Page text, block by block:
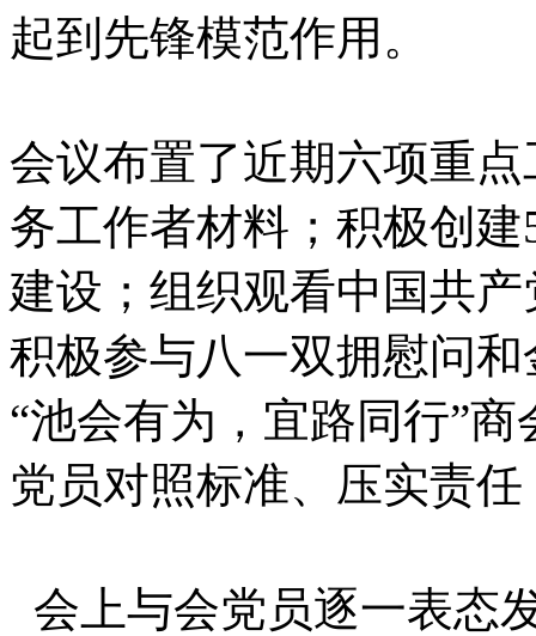
起到先锋模范作用。
会议布置了近期六项重
务工作者材料；积极创
建设；组织观看中国共
积极参与八一双拥慰问
“池会有为，宜路同行”
党员对照标准、压实责
会上与会党员逐一表态